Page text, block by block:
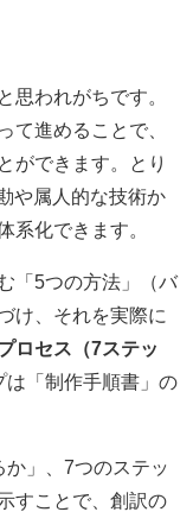
思われがちです。
て進めることで、
ができます。とり
や属人的な技術か
系化できます。
「 5つの方法」（バ
け、それを実際に
ロセス（7ステッ
は「制作手順書」の
」、 7つのステッ
すことで、創訳の